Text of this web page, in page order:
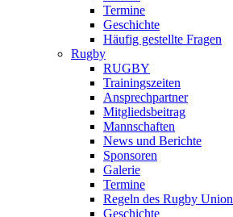
Termine
Geschichte
Häufig gestellte Fragen
Rugby
RUGBY
Trainingszeiten
Ansprechpartner
Mitgliedsbeitrag
Mannschaften
News und Berichte
Sponsoren
Galerie
Termine
Regeln des Rugby Union
Geschichte